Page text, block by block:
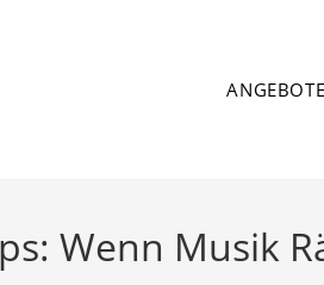
ANGEBOTE
Wenn Musik